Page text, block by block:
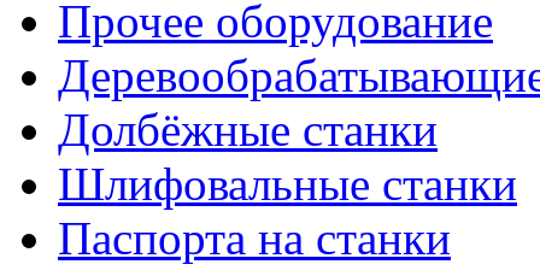
Прочее оборудование
Долбёжные станки
Шлифовальные станки
Паспорта на станки